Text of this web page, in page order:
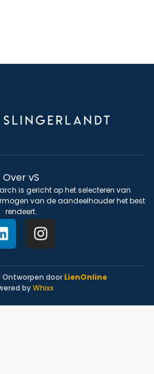
Over vS
is gericht op het selecteren van
van de aandeelhouder het best
rendeert.
door LienOnline
byWhixx